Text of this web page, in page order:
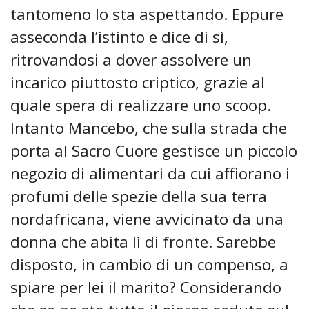
tantomeno lo sta aspettando. Eppure
asseconda l’istinto e dice di sì,
ritrovandosi a dover assolvere un
incarico piuttosto criptico, grazie al
quale spera di realizzare uno scoop.
Intanto Mancebo, che sulla strada che
porta al Sacro Cuore gestisce un piccolo
negozio di alimentari da cui affiorano i
profumi delle spezie della sua terra
nordafricana, viene avvicinato da una
donna che abita lì di fronte. Sarebbe
disposto, in cambio di un compenso, a
spiare per lei il marito? Considerando